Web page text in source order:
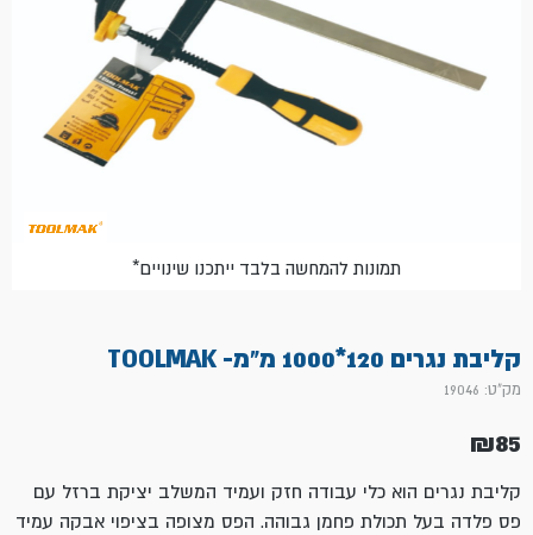
קליבת נגרים 120*1000 מ"מ- TOOLMAK
מק"ט: 19046
₪85
קליבת נגרים הוא כלי עבודה חזק ועמיד המשלב יציקת ברזל עם
פס פלדה בעל תכולת פחמן גבוהה. הפס מצופה בציפוי אבקה עמיד
*תמונות להמחשה בלבד ייתכנו שינויים